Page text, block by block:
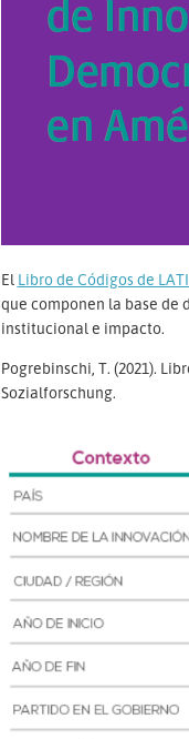
El Libro de Códigos de
que componen la base de
institucional e impacto.
Pogrebinschi, T. (2021).
Sozialforschung.